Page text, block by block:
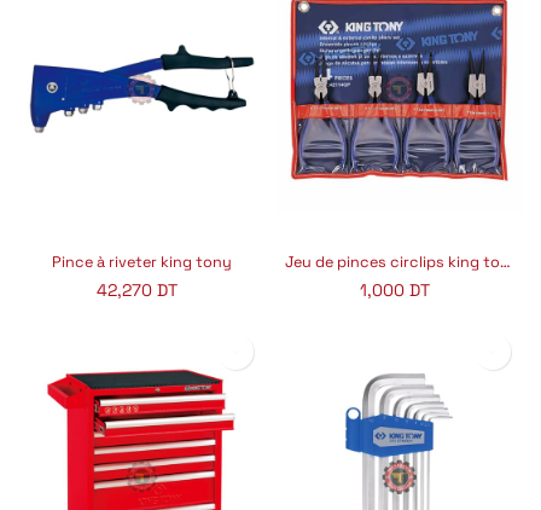
Pince à riveter king tony
42,270 DT
Jeu de pinces circlips king tony
1,000DT